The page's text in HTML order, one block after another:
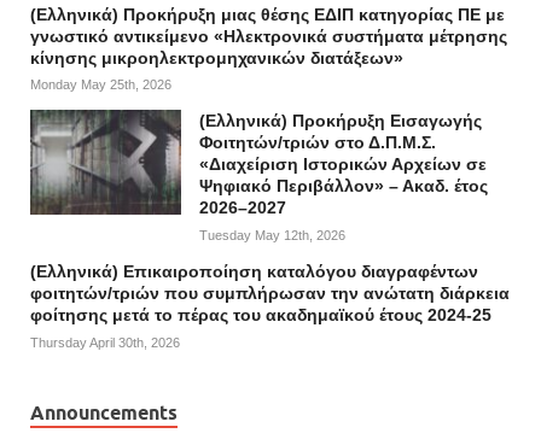
(Ελληνικά) Προκήρυξη μιας θέσης ΕΔΙΠ κατηγορίας ΠΕ με
γνωστικό αντικείμενο «Ηλεκτρονικά συστήματα μέτρησης
κίνησης μικροηλεκτρομηχανικών διατάξεων»
Monday May 25th, 2026
(Ελληνικά) Προκήρυξη Εισαγωγής
Φοιτητών/τριών στο Δ.Π.Μ.Σ.
«Διαχείριση Ιστορικών Αρχείων σε
Ψηφιακό Περιβάλλον» – Ακαδ. έτος
2026–2027
Tuesday May 12th, 2026
(Ελληνικά) Επικαιροποίηση καταλόγου διαγραφέντων
φοιτητών/τριών που συμπλήρωσαν την ανώτατη διάρκεια
φοίτησης μετά το πέρας του ακαδημαϊκού έτους 2024-25
Thursday April 30th, 2026
Announcements